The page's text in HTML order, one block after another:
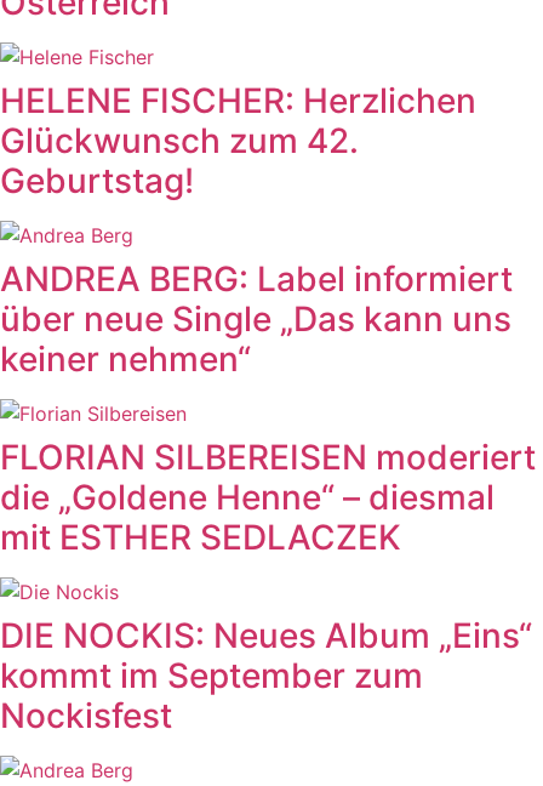
HELENE FISCHER: Herzlichen
Glückwunsch zum 42.
Geburtstag!
ANDREA BERG: Label informiert
über neue Single „Das kann uns
keiner nehmen“
FLORIAN SILBEREISEN moderiert
die „Goldene Henne“ – diesmal
mit ESTHER SEDLACZEK
DIE NOCKIS: Neues Album „Eins“
kommt im September zum
Nockisfest